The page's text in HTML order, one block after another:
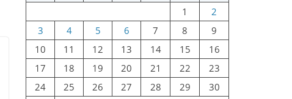
1
2
3
4 5 6 7 8
9
10
11 12 13 14 15
16
17
18 19 20 21 22
23
24
25 26 27 28 29
30